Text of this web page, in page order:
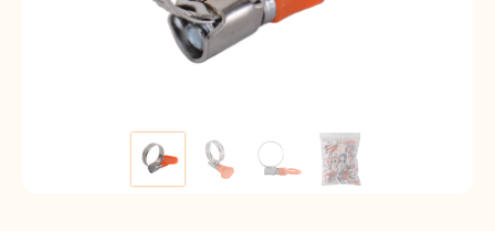
Регистрация